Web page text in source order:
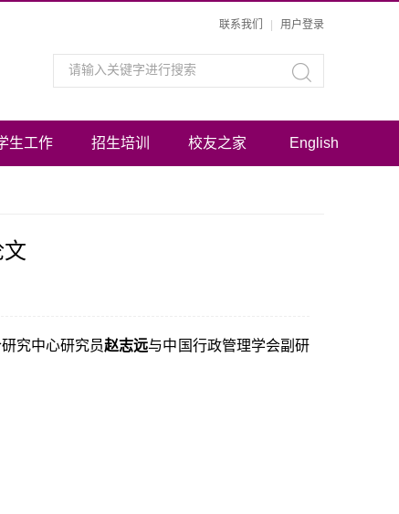
联系我们 用户登录
生工作 招生培训 校友之家 English
究中心研究员赵志远与中国行政管理学会副研